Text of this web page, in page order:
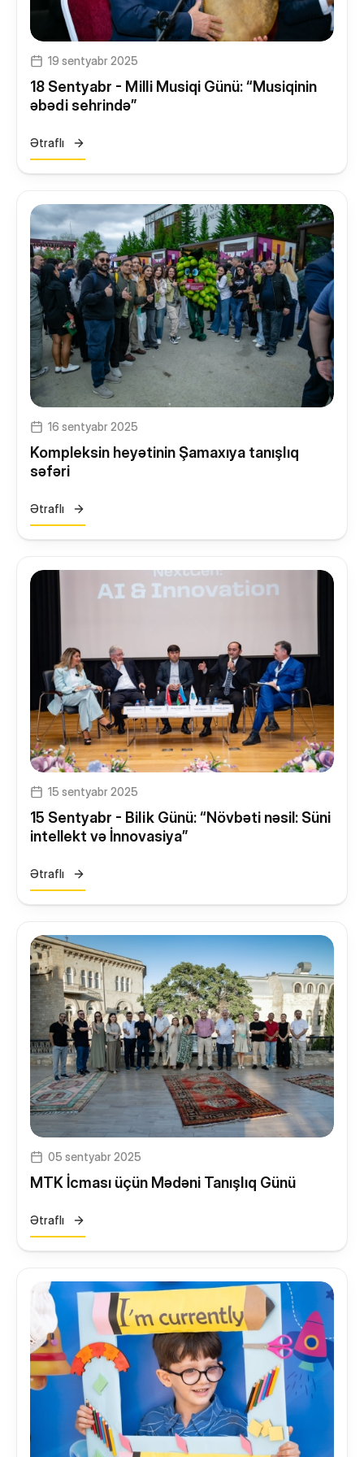
Yeməkxana
Kitabxana
STEAM Mərkəzi
19 sentyabr 2025
18 Sentyabr - Milli Musiqi Günü: “Musiqinin
əbədi sehrində”
Ətraflı
16 sentyabr 2025
Kompleksin heyətinin Şamaxıya tanışlıq
səfəri
Ətraflı
15 sentyabr 2025
15 Sentyabr - Bilik Günü: “Növbəti nəsil: Süni
intellekt və İnnovasiya”
Ətraflı
05 sentyabr 2025
MTK İcması üçün Mədəni Tanışlıq Günü
Ətraflı